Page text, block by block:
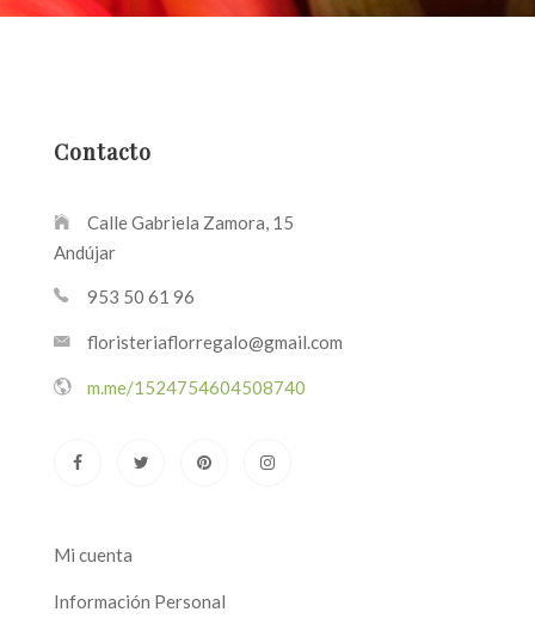
Contacto
Calle Gabriela Zamora, 15
Andújar
953 50 61 96
floristeriaflorregalo@gmail.com
m.me/1524754604508740
Mi cuenta
Información Personal